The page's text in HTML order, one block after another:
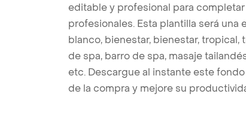
editable y profesional para
profesionales. Esta plantilla será una
blanco, bienestar, bienestar,
de spa, barro de spa, masaje
etc. Descargue al instante este
de la compra y mejore su